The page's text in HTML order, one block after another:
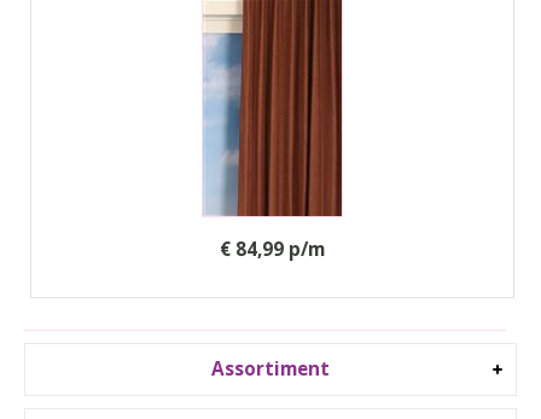
Assortiment
€ 84,99 p/m